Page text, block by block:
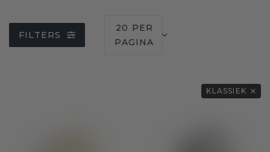
FILTERS
20 PER
PAGINA
KLASSIEK